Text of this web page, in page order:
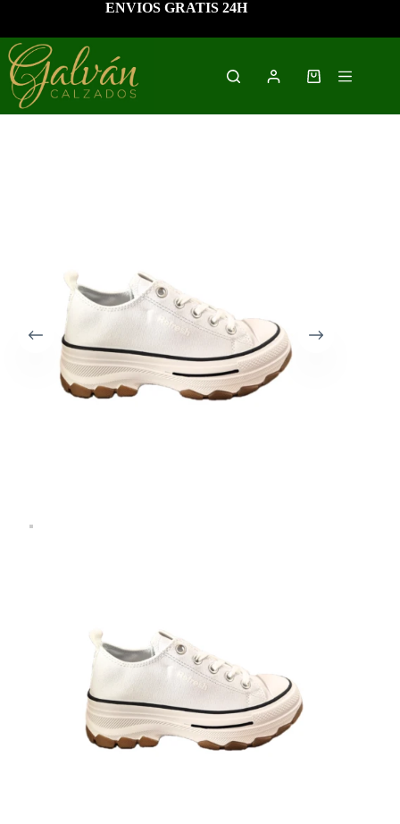
contenido
ENVIOS GRATIS 24H
Carro
compra